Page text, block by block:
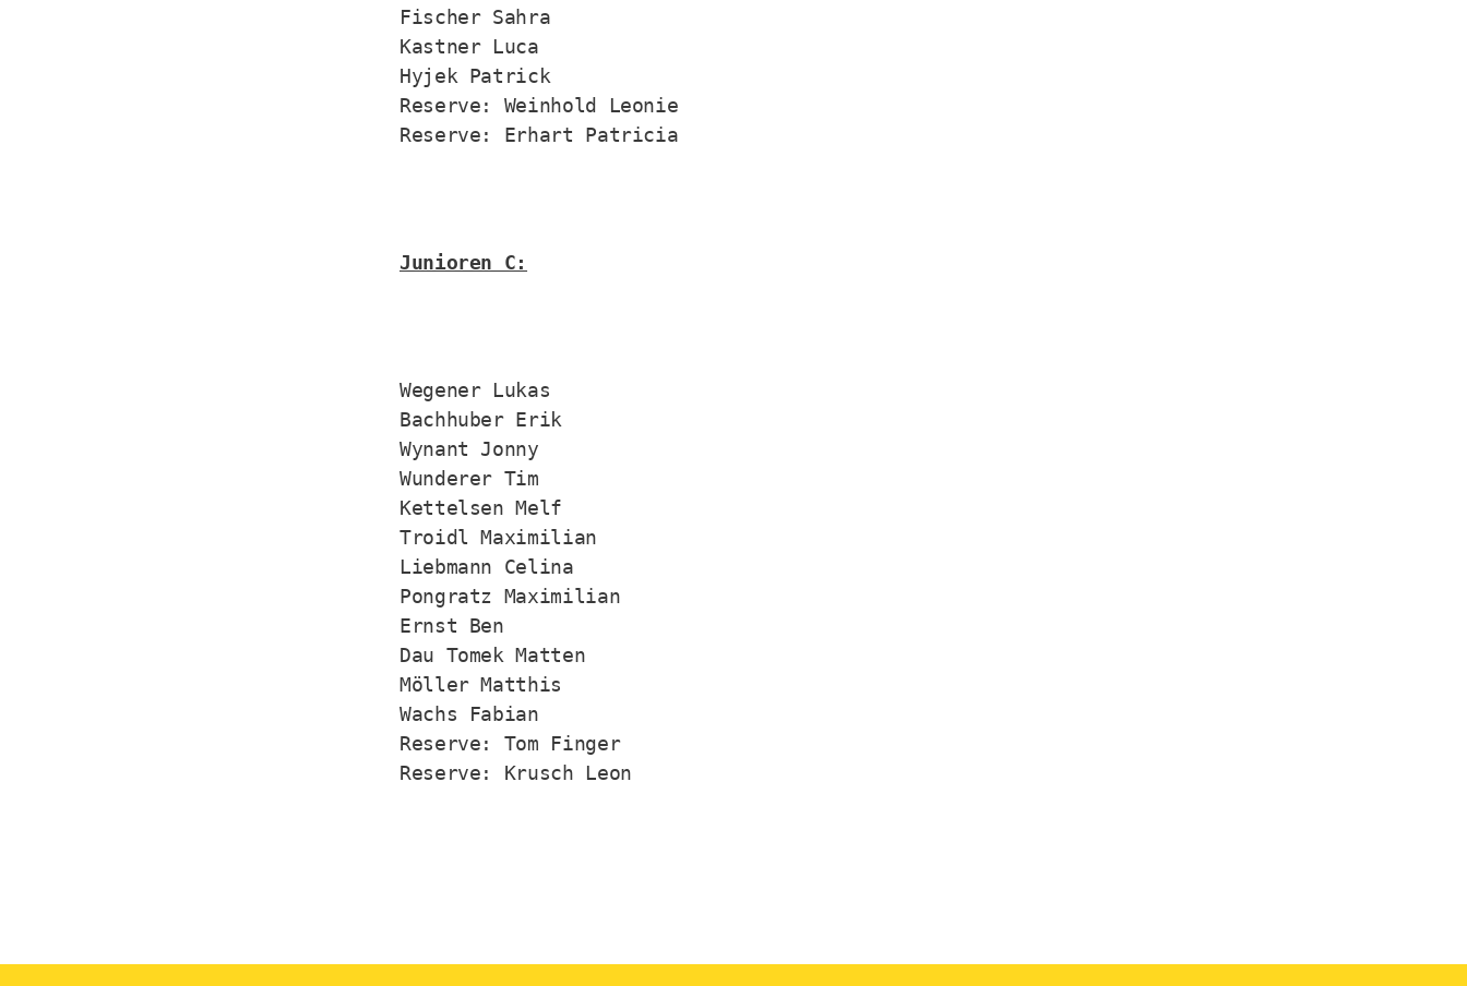
Fischer Sahra
Kastner Luca
Hyjek Patrick
Reserve: Weinhold Leonie
Reserve: Erhart Patricia
Junioren C:
Wegener Lukas
Bachhuber Erik
Wynant Jonny
Wunderer Tim
Kettelsen Melf
Troidl Maximilian
Liebmann Celina
Pongratz Maximilian
Ernst Ben
Dau Tomek Matten
Möller Matthis
Wachs Fabian
Reserve: Tom Finger
Reserve: Krusch Leon